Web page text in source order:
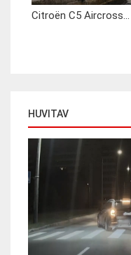
Citroën C5 Aircross...
HUVITAV